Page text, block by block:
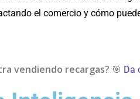
el comercio y cómo
vendiendo recargas? 🎯 Da